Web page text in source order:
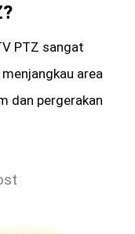
PTZ sangat
area
dan pergerakan